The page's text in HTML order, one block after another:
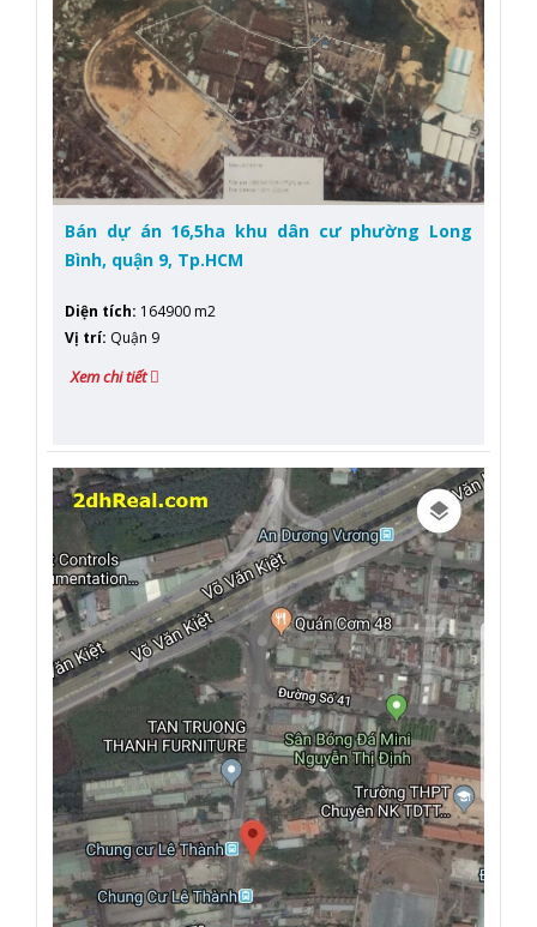
Bán dự án 16,5ha khu dân cư phường Long
Bình, quận 9, Tp.HCM
Diện tích: 164900 m2
Vị trí: Quận 9
Xem chi tiết